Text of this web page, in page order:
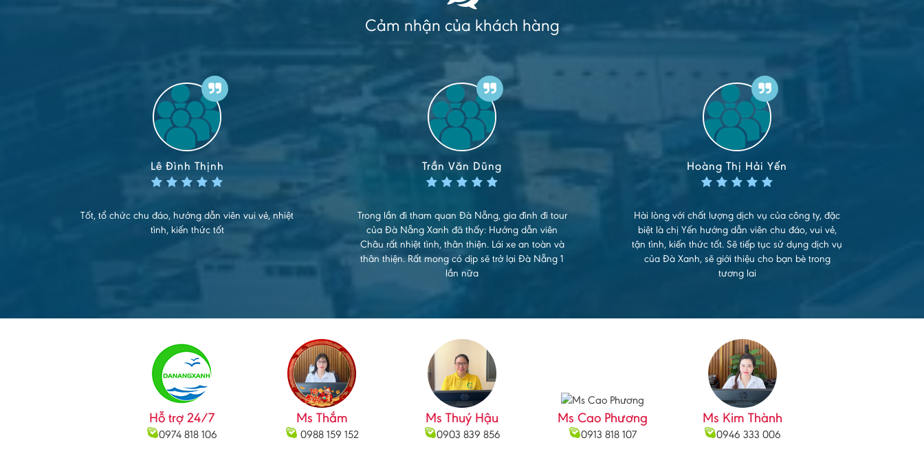
Cảm nhận của khách hàng
Lê Đình Thịnh
Tốt, tổ chức chu đáo, hướng dẫn viên vui vẻ, nhiệt
tình, kiến thức tốt
Trần Văn Dũng
Trong lần đi tham quan Đà Nẵng, gia đình đi tour
của Đà Nẵng Xanh đã thấy: Hướng dẫn viên
Châu rất nhiệt tình, thân thiện. Lái xe an toàn và
thân thiện. Rất mong có dịp sẽ trở lại Đà Nẵng 1
lần nữa
Hoàng Thị Hải Yến
Hài lòng với chất lượng dịch vụ của công ty, đặc
biệt là chị Yến hướng dẫn viên chu đáo, vui vẻ,
tận tình, kiến thức tốt. Sẽ tiếp tục sử dụng dịch vụ
của Đà Xanh, sẽ giới thiệu cho bạn bè trong
tương lai
Hỗ trợ 24/7
0974 818 106
Ms Thắm
0988 159 152
Ms Thuý Hậu
0903 839 856
Ms Cao Phương
0913 818 107
Ms Kim Thành
0946 333 006